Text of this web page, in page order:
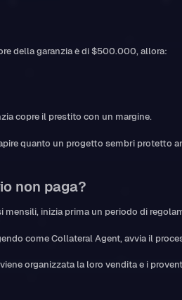
della garanzia è di $500.000, allora:
copre il prestito con un margine.
quanto un progetto sembri protetto
non paga?
inizia prima un periodo di
come Collateral Agent, avvia il
organizzata la loro vendita e i